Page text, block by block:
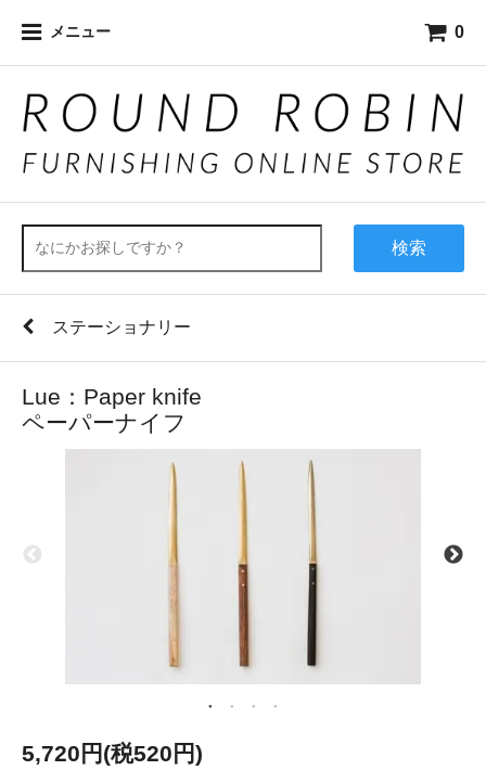
メニュー 0
検索
ステーショナリー
Lue：Paper knife
ペーパーナイフ
5,720円(税520円)